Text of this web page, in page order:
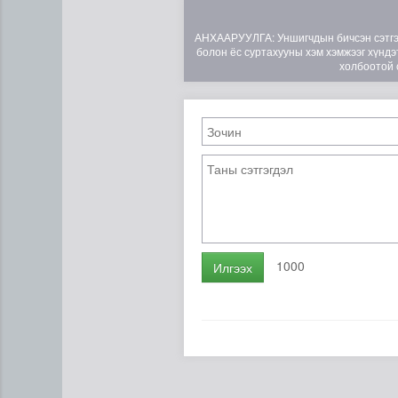
АНХААРУУЛГА: Уншигчдын бичсэн
болон ёс суртахууны хэм хэмжээг
холбоотой
Илгээх 1000